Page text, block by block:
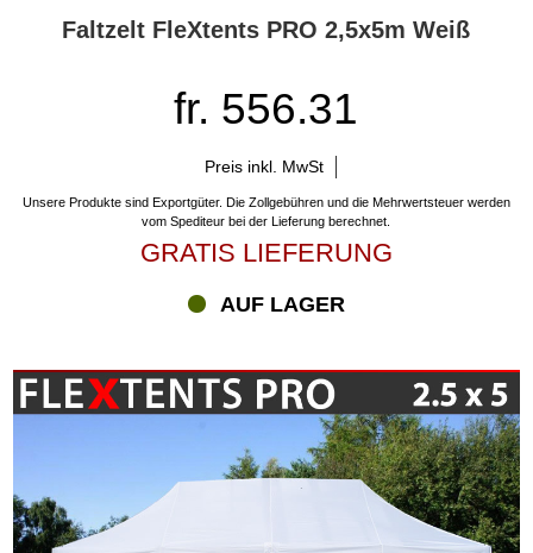
individuell gestalten. Bei der individuellen Auswahl können Sie
verschiedene Kriterien festlegen, die Ihr Faltzelt erfüllen sollte,
präsentieren wir Ihnen eine Auswahl an Faltzelten, die Ihren
spezifischen Wünschen entsprechen. Mit dieser präzisierten
Serie oder einer anderen Serie auszuwählen. Wenn Sie bei der
Auswahl des richtigen Faltzeltes Hilfe von uns benötigen,
kontaktieren Sie bitte unsere Experten per Telefon, E-Mail oder
Faltzelt FleXtents PRO 2,5x5m Weiß
fr. 556.31
Preis inkl. MwSt
Unsere Produkte sind Exportgüter. Die Zollgebühren und die Mehrwertsteuer werden
vom Spediteur bei der Lieferung berechnet.
GRATIS LIEFERUNG
AUF LAGER